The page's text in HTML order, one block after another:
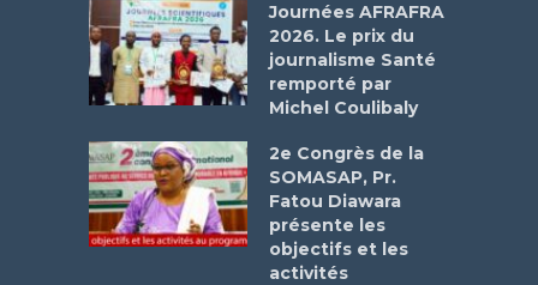
Journées AFRAFRA
2026. Le prix du
journalisme Santé
remporté par
Michel Coulibaly
2e Congrès de la
SOMASAP, Pr.
Fatou Diawara
présente les
objectifs et les
activités